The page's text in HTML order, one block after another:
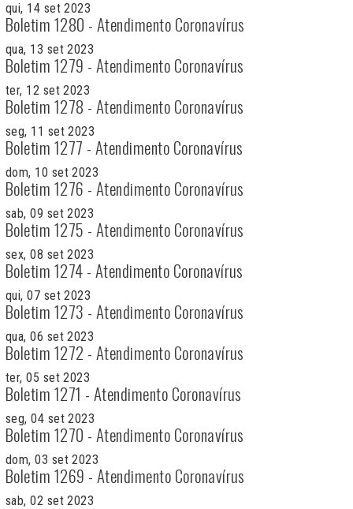
qui, 14 set 2023
Boletim 1280 - Atendimento Coronavírus
qua, 13 set 2023
Boletim 1279 - Atendimento Coronavírus
ter, 12 set 2023
Boletim 1278 - Atendimento Coronavírus
seg, 11 set 2023
Boletim 1277 - Atendimento Coronavírus
dom, 10 set 2023
Boletim 1276 - Atendimento Coronavírus
sab, 09 set 2023
Boletim 1275 - Atendimento Coronavírus
sex, 08 set 2023
Boletim 1274 - Atendimento Coronavírus
qui, 07 set 2023
Boletim 1273 - Atendimento Coronavírus
qua, 06 set 2023
Boletim 1272 - Atendimento Coronavírus
ter, 05 set 2023
Boletim 1271 - Atendimento Coronavírus
seg, 04 set 2023
Boletim 1270 - Atendimento Coronavírus
dom, 03 set 2023
Boletim 1269 - Atendimento Coronavírus
sab, 02 set 2023